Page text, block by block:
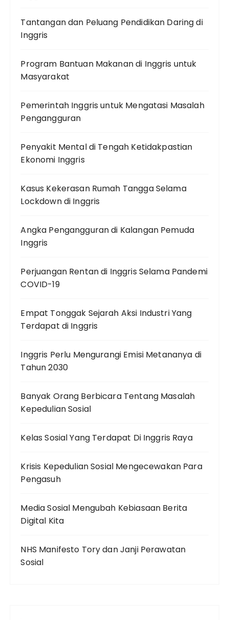
Tantangan dan Peluang Pendidikan Daring di
Inggris
Program Bantuan Makanan di Inggris untuk
Masyarakat
Pemerintah Inggris untuk Mengatasi Masalah
Pengangguran
Penyakit Mental di Tengah Ketidakpastian
Ekonomi Inggris
Kasus Kekerasan Rumah Tangga Selama
Lockdown di Inggris
Angka Pengangguran di Kalangan Pemuda
Inggris
Perjuangan Rentan di Inggris Selama Pandemi
COVID-19
Empat Tonggak Sejarah Aksi Industri Yang
Terdapat di Inggris
Inggris Perlu Mengurangi Emisi Metananya di
Tahun 2030
Banyak Orang Berbicara Tentang Masalah
Kepedulian Sosial
Kelas Sosial Yang Terdapat Di Inggris Raya
Krisis Kepedulian Sosial Mengecewakan Para
Pengasuh
Media Sosial Mengubah Kebiasaan Berita
Digital Kita
NHS Manifesto Tory dan Janji Perawatan
Sosial